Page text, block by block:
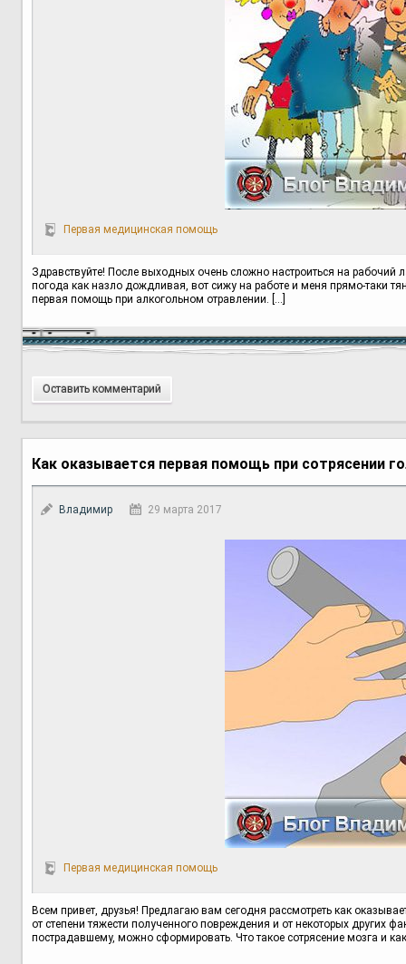
Первая медицинская помощь
Здравствуйте! После выходных очень сложно настроиться на
погода как назло дождливая, вот сижу на работе и меня прямо-таки
первая помощь при алкогольном отравлении. […]
Оставить комментарий
Как оказывается первая помощь при сотрясении
Владимир 29 марта 2017
Первая медицинская помощь
Всем привет, друзья! Предлагаю вам сегодня рассмотреть как
от степени тяжести полученного повреждения и от некоторых других
пострадавшему, можно сформировать. Что такое сотрясение мозга и